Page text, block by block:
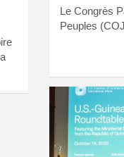
Le Congrès
Peuples